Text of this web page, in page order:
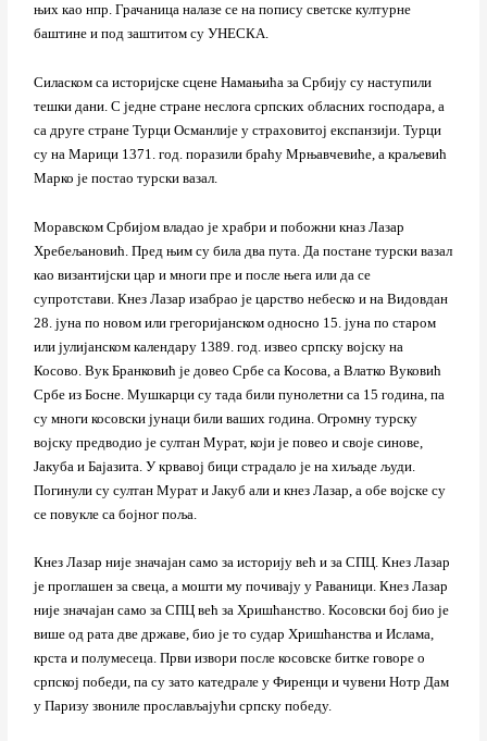
њих као нпр. Грачаница налазе се на попису светске културне
баштине и под заштитом су УНЕСКА.
Силаском са историјске сцене Намањића за Србију су наступили
тешки дани. С једне стране неслога српских обласних господара, а
са друге стране Турци Османлије у страховитој експанзији. Турци
су на Марици 1371. год. поразили браћу Мрњавчевиће, а краљевић
Марко је постао турски вазал.
Моравском Србијом владао је храбри и побожни кназ Лазар
Хребељановић. Пред њим су била два пута. Да постане турски вазал
као византијски цар и многи пре и после њега или да се
супротстави. Кнез Лазар изабрао је царство небеско и на Видовдан
28. јуна по новом или грегоријанском односно 15. јуна по старом
или јулијанском календару 1389. год. извео српску војску на
Косово. Вук Бранковић је довео Србе са Косова, а Влатко Вуковић
Србе из Босне. Мушкарци су тада били пунолетни са 15 година, па
су многи косовски јунаци били ваших година. Огромну турску
војску предводио је султан Мурат, који је повео и своје синове,
Јакуба и Бајазита. У крвавој бици страдало је на хиљаде људи.
Погинули су султан Мурат и Јакуб али и кнез Лазар, а обе војске су
се повукле са бојног поља.
Кнез Лазар није значајан само за историју већ и за СПЦ. Кнез Лазар
је проглашен за свеца, а мошти му почивају у Раваници. Кнез Лазар
није значајан само за СПЦ већ за Хришћанство. Косовски бој био је
више од рата две државе, био је то судар Хришћанства и Ислама,
крста и полумесеца. Први извори после косовске битке говоре о
српској победи, па су зато катедрале у Фиренци и чувени Нотр Дам
у Паризу звониле прослављајући српску победу.